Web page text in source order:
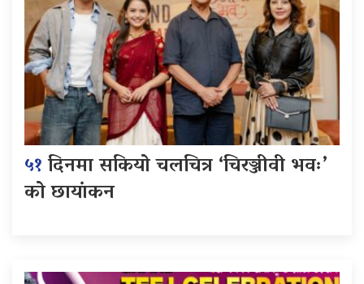
५१दिनमा सकियो चलचित्र ‘चिरञ्जीवी भवः’
को छायांकन